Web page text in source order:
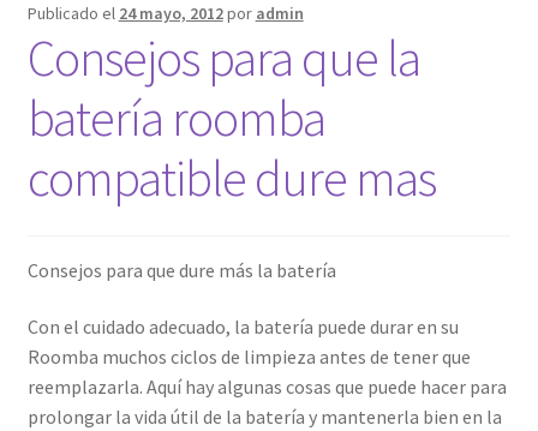
Publicado el 24 mayo, 2012por admin
Consejos para que la
batería roomba
compatible dure mas
Consejos para que dure más la batería
Con el cuidado adecuado, la batería puede durar en su
Roomba muchos ciclos de limpieza antes de tener que
reemplazarla. Aquí hay algunas cosas que puede hacer para
prolongar la vida útil de la batería y mantenerla bien en la